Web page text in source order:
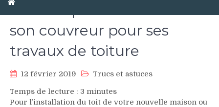
Astuces pour mieux choisir
son couvreur pour ses
travaux de toiture
12 février 2019
Trucs et astuces
Temps de lecture : 3 minutes
Pour l’installation du toit de votre nouvelle maison ou